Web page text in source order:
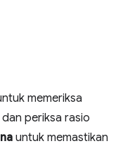
memeriksa
periksa rasio
untuk memastikan